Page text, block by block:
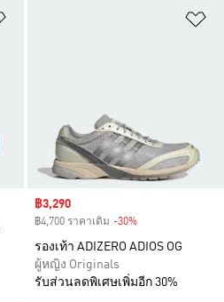
Sale price
฿3,290
฿4,700 ราคาเดิม -30%
รองเท้า ADIZERO ADIOS OG
ผู้หญิง Originals
รับส่วนลดพิเศษเพิ่มอีก 30%